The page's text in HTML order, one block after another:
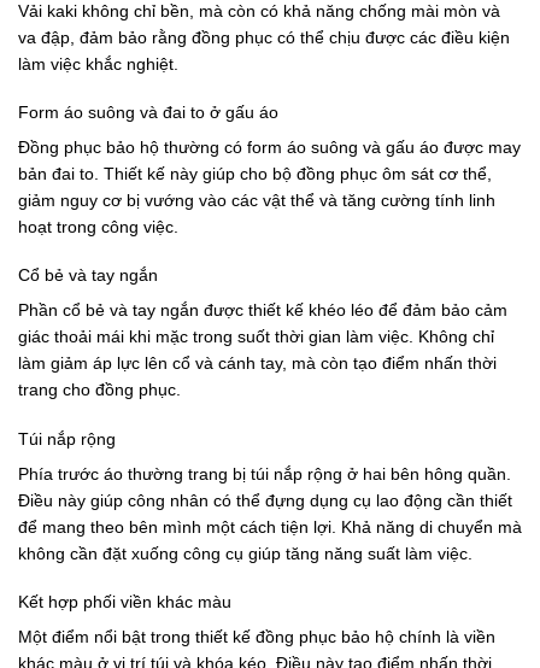
Vải kaki không chỉ bền, mà còn có khả năng chống mài mòn và
va đập, đảm bảo rằng đồng phục có thể chịu được các điều kiện
làm việc khắc nghiệt.
Form áo suông và đai to ở gấu áo
Đồng phục bảo hộ thường có form áo suông và gấu áo được may
bản đai to. Thiết kế này giúp cho bộ đồng phục ôm sát cơ thể,
giảm nguy cơ bị vướng vào các vật thể và tăng cường tính linh
hoạt trong công việc.
Cổ bẻ và tay ngắn
Phần cổ bẻ và tay ngắn được thiết kế khéo léo để đảm bảo cảm
giác thoải mái khi mặc trong suốt thời gian làm việc. Không chỉ
làm giảm áp lực lên cổ và cánh tay, mà còn tạo điểm nhấn thời
trang cho đồng phục.
Túi nắp rộng
Phía trước áo thường trang bị túi nắp rộng ở hai bên hông quần.
Điều này giúp công nhân có thể đựng dụng cụ lao động cần thiết
để mang theo bên mình một cách tiện lợi. Khả năng di chuyển mà
không cần đặt xuống công cụ giúp tăng năng suất làm việc.
Kết hợp phối viền khác màu
Một điểm nổi bật trong thiết kế đồng phục bảo hộ chính là viền
khác màu ở vị trí túi và khóa kéo. Điều này tạo điểm nhấn thời